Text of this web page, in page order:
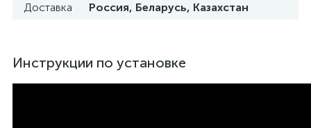
Доставка Россия, Беларусь, Казахстан
Инструкции по установке